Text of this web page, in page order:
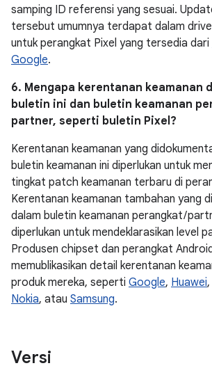
samping ID referensi yang sesuai.
tersebut umumnya terdapat dalam
untuk perangkat Pixel yang tersedia dari
Google.
6. Mengapa kerentanan keamanan
buletin ini dan buletin keamanan
partner, seperti buletin Pixel?
Kerentanan keamanan yang
buletin keamanan ini diperlukan untuk
tingkat patch keamanan terbaru di
Kerentanan keamanan tambahan yang
dalam buletin keamanan perangkat /
diperlukan untuk mendeklarasikan level
Produsen chipset dan perangkat
memublikasikan detail kerentanan
produk mereka, seperti Google, Huawei,
Nokia, atau Samsung.
Versi